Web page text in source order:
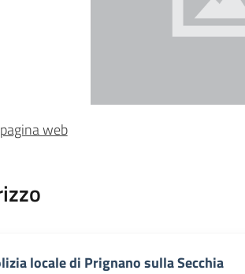
web
locale di Prignano sulla Secchia